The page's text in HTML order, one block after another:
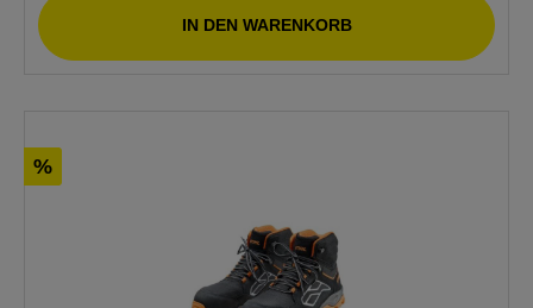
IN DEN WARENKORB
%